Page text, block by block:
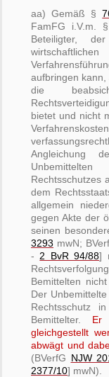
aa) Gemäß §
FamFG i.V.m. §
Beteiligter,
aufbringen kann,
die
bietet und nicht
Angleichung
Rechtsschutzes
dem
allgemein
gegen Akte der
seinen
3293 mwN;
- 2 BvR 94/88]
Bemittelten
Der
Rechtsschutz
Bemittelter. Er
gleichgestellt
abwägt und
(BVerfG NJW
2377/10] mwN).